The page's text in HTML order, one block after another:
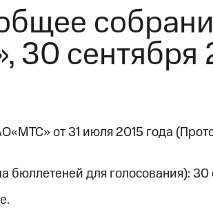
30 сентября
от 31 июля 2015 года
для голосования): 30